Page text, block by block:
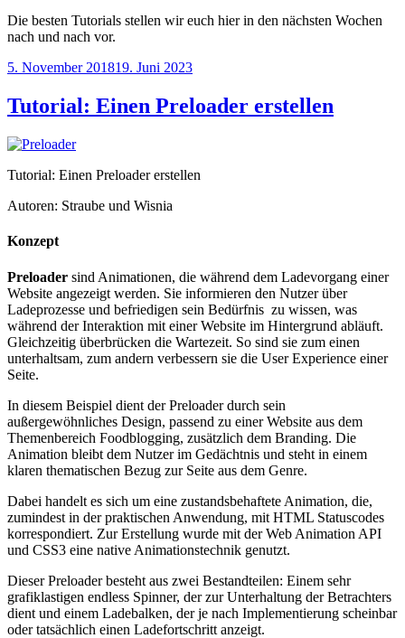
Die besten Tutorials stellen wir euch hier in den nächsten Wochen
nach und nach vor.
Veröffentlicht
5. November 201819. Juni 2023
Tutorial: Einen Preloader erstellen
Tutorial: Einen Preloader erstellen
Autoren: Straube und Wisnia
Konzept
Preloader sind Animationen, die während dem Ladevorgang einer
Website angezeigt werden. Sie informieren den Nutzer über
Ladeprozesse und befriedigen sein Bedürfnis zu wissen, was
während der Interaktion mit einer Website im Hintergrund abläuft.
Gleichzeitig überbrücken die Wartezeit. So sind sie zum einen
unterhaltsam, zum andern verbessern sie die User Experience einer
Seite.
In diesem Beispiel dient der Preloader durch sein
außergewöhnliches Design, passend zu einer Website aus dem
Themenbereich Foodblogging, zusätzlich dem Branding. Die
Animation bleibt dem Nutzer im Gedächtnis und steht in einem
klaren thematischen Bezug zur Seite aus dem Genre.
Dabei handelt es sich um eine zustandsbehaftete Animation, die,
zumindest in der praktischen Anwendung, mit HTML Statuscodes
korrespondiert. Zur Erstellung wurde mit der Web Animation API
und CSS3 eine native Animationstechnik genutzt.
Dieser Preloader besteht aus zwei Bestandteilen: Einem sehr
grafiklastigen endless Spinner, der zur Unterhaltung der Betrachters
dient und einem Ladebalken, der je nach Implementierung scheinbar
oder tatsächlich einen Ladefortschritt anzeigt.